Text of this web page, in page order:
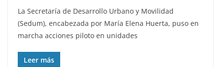
La Secretaría de Desarrollo Urbano y Movilidad
(Sedum), encabezada por María Elena Huerta, puso en
marcha acciones piloto en unidades
Leer más